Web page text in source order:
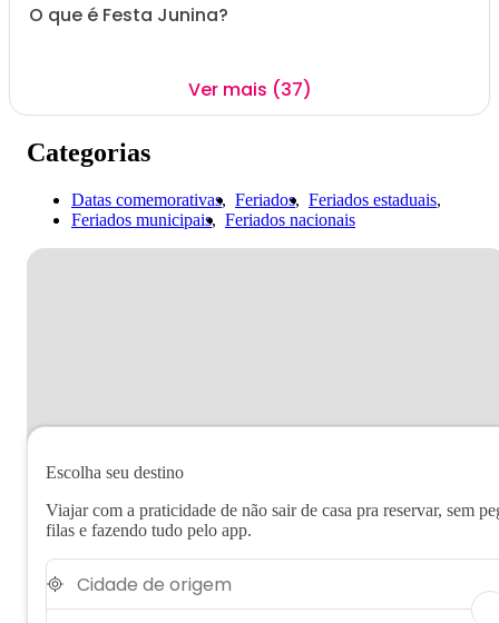
O que é Festa Junina?
Ver mais (37)
Categorias
Datas comemorativas Feriados
Feriados estaduais
Feriados municipais
Feriados nacionais
Escolha seu destino
Viajar com a praticidade de não sair de casa pra reservar, sem
filas e fazendo tudo pelo app.